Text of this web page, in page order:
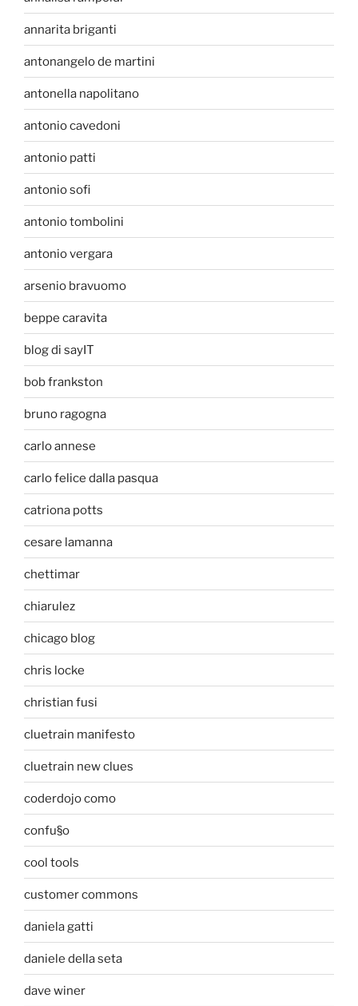
annarita briganti
antonangelo de martini
antonella napolitano
antonio cavedoni
antonio patti
antonio sofi
antonio tombolini
antonio vergara
arsenio bravuomo
beppe caravita
blog di sayIT
bob frankston
bruno ragogna
carlo annese
carlo felice dalla pasqua
catriona potts
cesare lamanna
chettimar
chiarulez
chicago blog
chris locke
christian fusi
cluetrain manifesto
cluetrain new clues
coderdojo como
confu§o
cool tools
customer commons
daniela gatti
daniele della seta
dave winer